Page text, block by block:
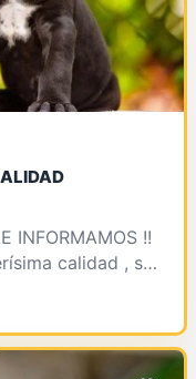
INFORMAMOS !!
calidad , se